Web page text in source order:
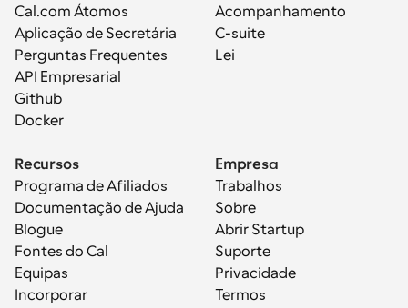
Cal.com Átomos
Aplicação de Secretária
Perguntas Frequentes
API Empresarial
Github
Docker
Acompanhamento
C-suite
Lei
Recursos
Programa de Afiliados
Documentação de Ajuda
Blogue
Fontes do Cal
Equipas
Incorporar
Empresa
Trabalhos
Sobre
Abrir Startup
Suporte
Privacidade
Termos